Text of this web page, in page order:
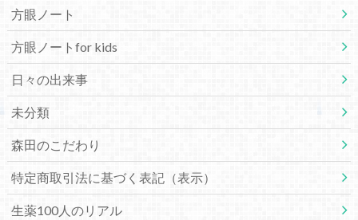
方眼ノート
方眼ノートfor kids
日々の出来事
未分類
森田のこだわり
特定商取引法に基づく表記（表示）
生薬100人のリアル